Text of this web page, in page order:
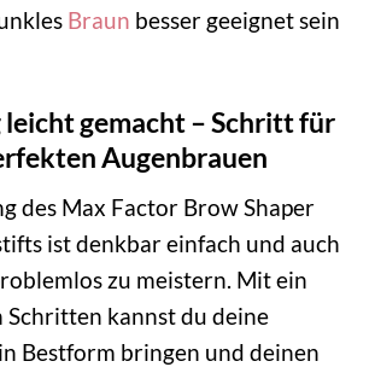
Braun besser geeignet sein
gemacht – Schritt für
Augenbrauen
des Max Factor Brow Shaper
ist denkbar einfach und auch
zu meistern. Mit ein
Schritten kannst du deine
Bestform bringen und deinen